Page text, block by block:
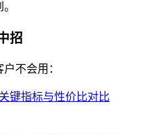
招
不会用：